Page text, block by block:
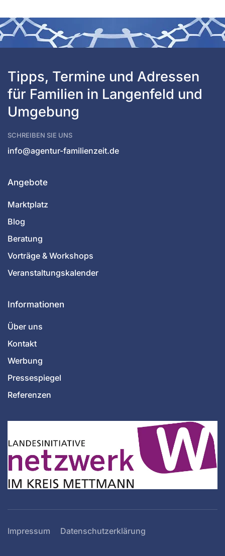
Tipps, Termine und Adressen
für Familien in Langenfeld und
Umgebung
SCHREIBEN SIE UNS
info@agentur-familienzeit.de
Angebote
Marktplatz
Blog
Beratung
Vorträge & Workshops
Veranstaltungskalender
Informationen
Über uns
Kontakt
Werbung
Pressespiegel
Referenzen
Impressum Datenschutzerklärung